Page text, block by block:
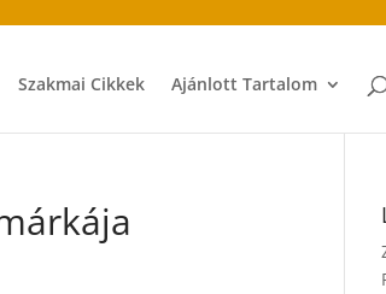
Szakmai Cikkek Ajánlott Tartalom